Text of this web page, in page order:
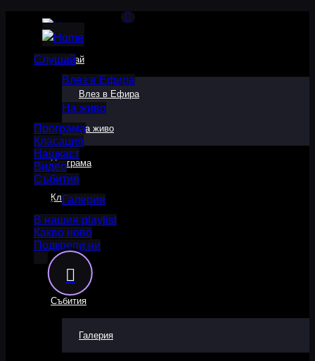
Слушай
Влез в Ефира
На живо
Програма
Класация
Нашкаст
Видео
Събития
Галерия
В нашия playlist
Какво ново
Подкрепи ни
Слушай
Влез в Ефира
На живо
Програма
Класация
Нашкаст
Видео
Събития
Галерия